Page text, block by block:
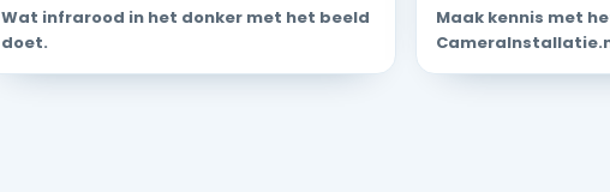
Wat infrarood in het donker met het beeld
doet.
Maak kennis met